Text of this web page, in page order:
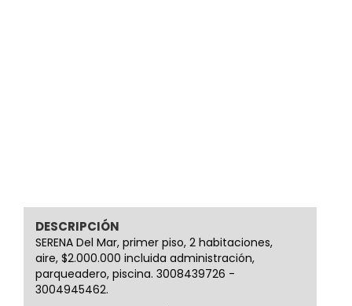
DESCRIPCIÓN
SERENA Del Mar, primer piso, 2 habitaciones,
aire, $2.000.000 incluida administración,
parqueadero, piscina. 3008439726 -
3004945462.